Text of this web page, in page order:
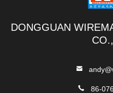
DONGGUAN
86-